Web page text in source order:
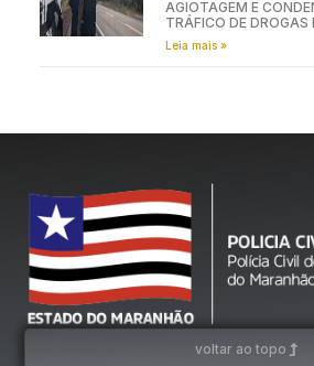
AGIOTAGEM E
TRÁFICO DE DROGAS
Leia mais »
voltar ao topo